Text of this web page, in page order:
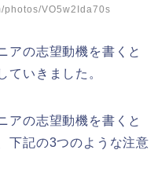
photos/VO5w2Ida70s
アの志望動機を書くと
ていきました。
アの志望動機を書くと
下記の3つのような注意